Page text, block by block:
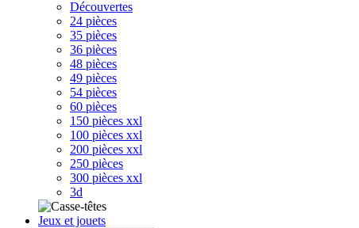
Découvertes
24 pièces
35 pièces
36 pièces
48 pièces
49 pièces
54 pièces
60 pièces
150 pièces xxl
100 pièces xxl
200 pièces xxl
250 pièces
300 pièces xxl
3d
Jeux et jouets